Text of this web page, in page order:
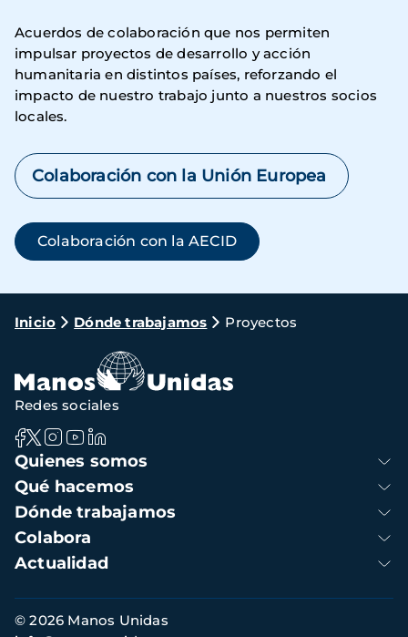
Acuerdos de colaboración que nos permiten
impulsar proyectos de desarrollo y acción
humanitaria en distintos países, reforzando el
impacto de nuestro trabajo junto a nuestros socios
locales.
Colaboración con la Unión Europea
Colaboración con la AECID
Ruta
navegación
Inicio Dónde trabajamos Proyectos
Navegación
principal
Quienes somos
Qué hacemos
Dónde trabajamos
Colabora
Actualidad
Redes sociales
Información
© 2026 Manos Unidas